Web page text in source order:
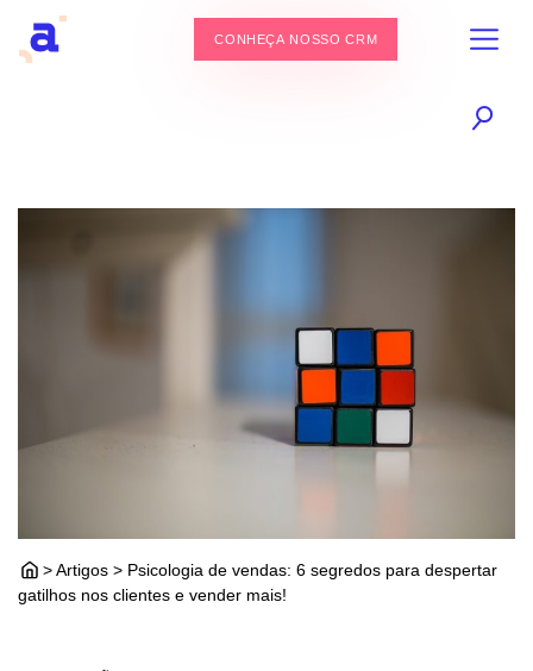
CONHEÇA NOSSO CRM
> Artigos > Psicologia de vendas: 6 segredos para despertar
gatilhos nos clientes e vender mais!